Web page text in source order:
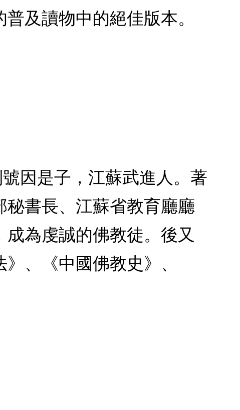
及讀物中的絕佳版本。
因是子，江蘇武進人。著
書長、江蘇省教育廳廳
為虔誠的佛教徒。後又
、《中國佛教史》、